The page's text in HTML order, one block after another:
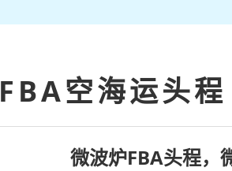
FBA空海运头程
微波炉FBA头程，